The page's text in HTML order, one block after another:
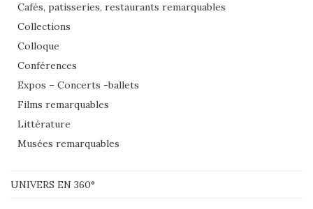
Cafés, patisseries, restaurants remarquables
Collections
Colloque
Conférences
Expos – Concerts -ballets
Films remarquables
Littérature
Musées remarquables
UNIVERS EN 360°